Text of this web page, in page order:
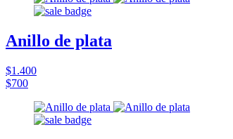
Anillo de plata
$1.400
$700